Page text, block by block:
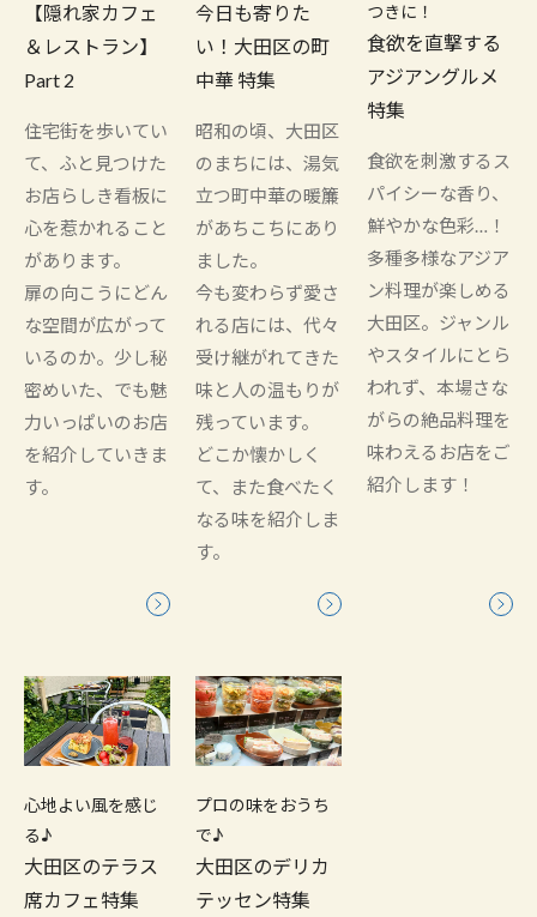
【隠れ家カフェ
＆レストラン】
Part 2
住宅街を歩いてい
て、ふと見つけた
お店らしき看板に
心を惹かれること
があります。
扉の向こうにどん
な空間が広がって
いるのか。少し秘
密めいた、でも魅
力いっぱいのお店
を紹介していきま
す。
今日も寄りた
い！大田区の町
中華 特集
昭和の頃、大田区
のまちには、湯気
立つ町中華の暖簾
があちこちにあり
ました。
今も変わらず愛さ
れる店には、代々
受け継がれてきた
味と人の温もりが
残っています。
どこか懐かしく
て、また食べたく
なる味を紹介しま
す。
つきに！
食欲を直撃する
アジアングルメ
特集
食欲を刺激するス
パイシーな香り、
鮮やかな色彩…！
多種多様なアジア
ン料理が楽しめる
大田区。ジャンル
やスタイルにとら
われず、本場さな
がらの絶品料理を
味わえるお店をご
紹介します！
心地よい風を感じ
る♪
大田区のテラス
席カフェ特集
プロの味をおうち
で♪
大田区のデリカ
テッセン特集